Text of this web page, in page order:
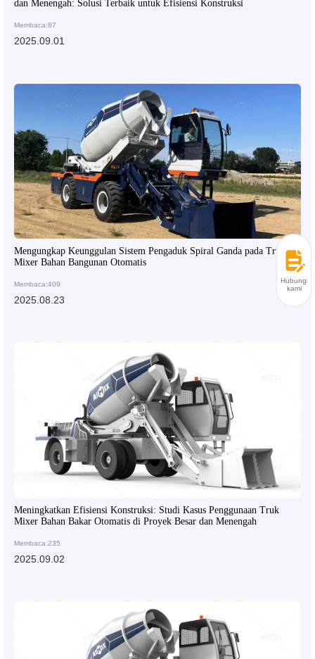
dan Menengah: Solusi Terbaik untuk Efisiensi Konstruksi
Membaca:87
2025.09.01
Mengungkap Keunggulan Sistem Pengaduk Spiral Ganda pada Truk
Mixer Bahan Bangunan Otomatis
Membaca:409
2025.08.23
Meningkatkan Efisiensi Konstruksi: Studi Kasus Penggunaan Truk
Mixer Bahan Bakar Otomatis di Proyek Besar dan Menengah
Membaca:235
2025.09.02
Hubungi
kami